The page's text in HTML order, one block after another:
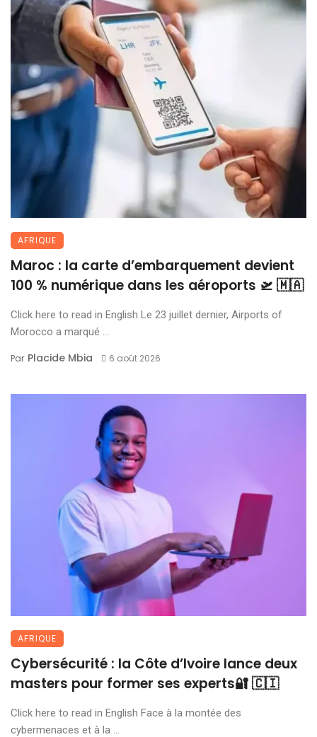
AFRIQUE
Maroc : la carte d’embarquement devient
100 % numérique dans les aéroports 🛫 🇲🇦
Click here to read in English Le 23 juillet dernier, Airports of
Morocco a marqué ...
Par Placide Mbia 6 août 2026
AFRIQUE
Cybersécurité : la Côte d’Ivoire lance deux
masters pour former ses experts🔐 🇨🇮
Click here to read in English Face à la montée des
cybermenaces et à la ...